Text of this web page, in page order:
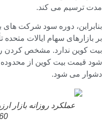
مدت ترسیم می کند.
بنابراین، دوره سود شرکت
بر بازارهای سهام ایالات متحده
بیت کوین ندارد. مشخص کردن
شود قیمت بیت کوین از محدوده
دشوار می شود.
عملکرد روزانه بازار